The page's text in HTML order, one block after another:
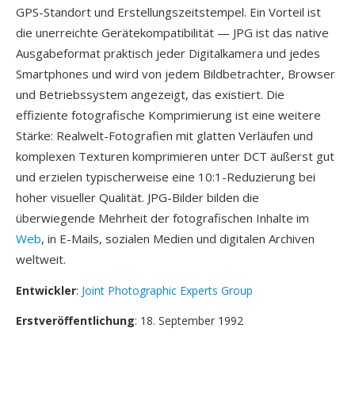
GPS-Standort und Erstellungszeitstempel. Ein Vorteil ist
die unerreichte Gerätekompatibilität — JPG ist das native
Ausgabeformat praktisch jeder Digitalkamera und jedes
Smartphones und wird von jedem Bildbetrachter, Browser
und Betriebssystem angezeigt, das existiert. Die
effiziente fotografische Komprimierung ist eine weitere
Stärke: Realwelt-Fotografien mit glatten Verläufen und
komplexen Texturen komprimieren unter DCT äußerst gut
und erzielen typischerweise eine 10:1-Reduzierung bei
hoher visueller Qualität. JPG-Bilder bilden die
überwiegende Mehrheit der fotografischen Inhalte im
Web, in E-Mails, sozialen Medien und digitalen Archiven
weltweit.
Entwickler: Joint Photographic Experts Group
Erstveröffentlichung: 18. September 1992